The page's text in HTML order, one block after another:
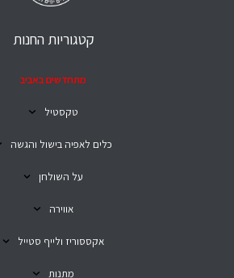
קטגוריות החנות
מתחדשים באביב
טקסטיל
כלים לאפיה בישול והגשה
על השולחן
אווירה
אקססוריז ולייף סטייל
מתנות